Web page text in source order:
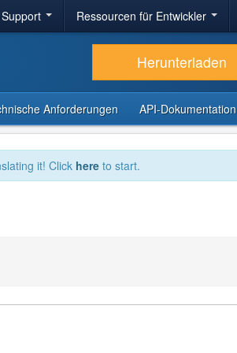
Ressourcen für Entwickler
Herunterladen
Anforderungen API-Dokumentation
it! Click here to start.